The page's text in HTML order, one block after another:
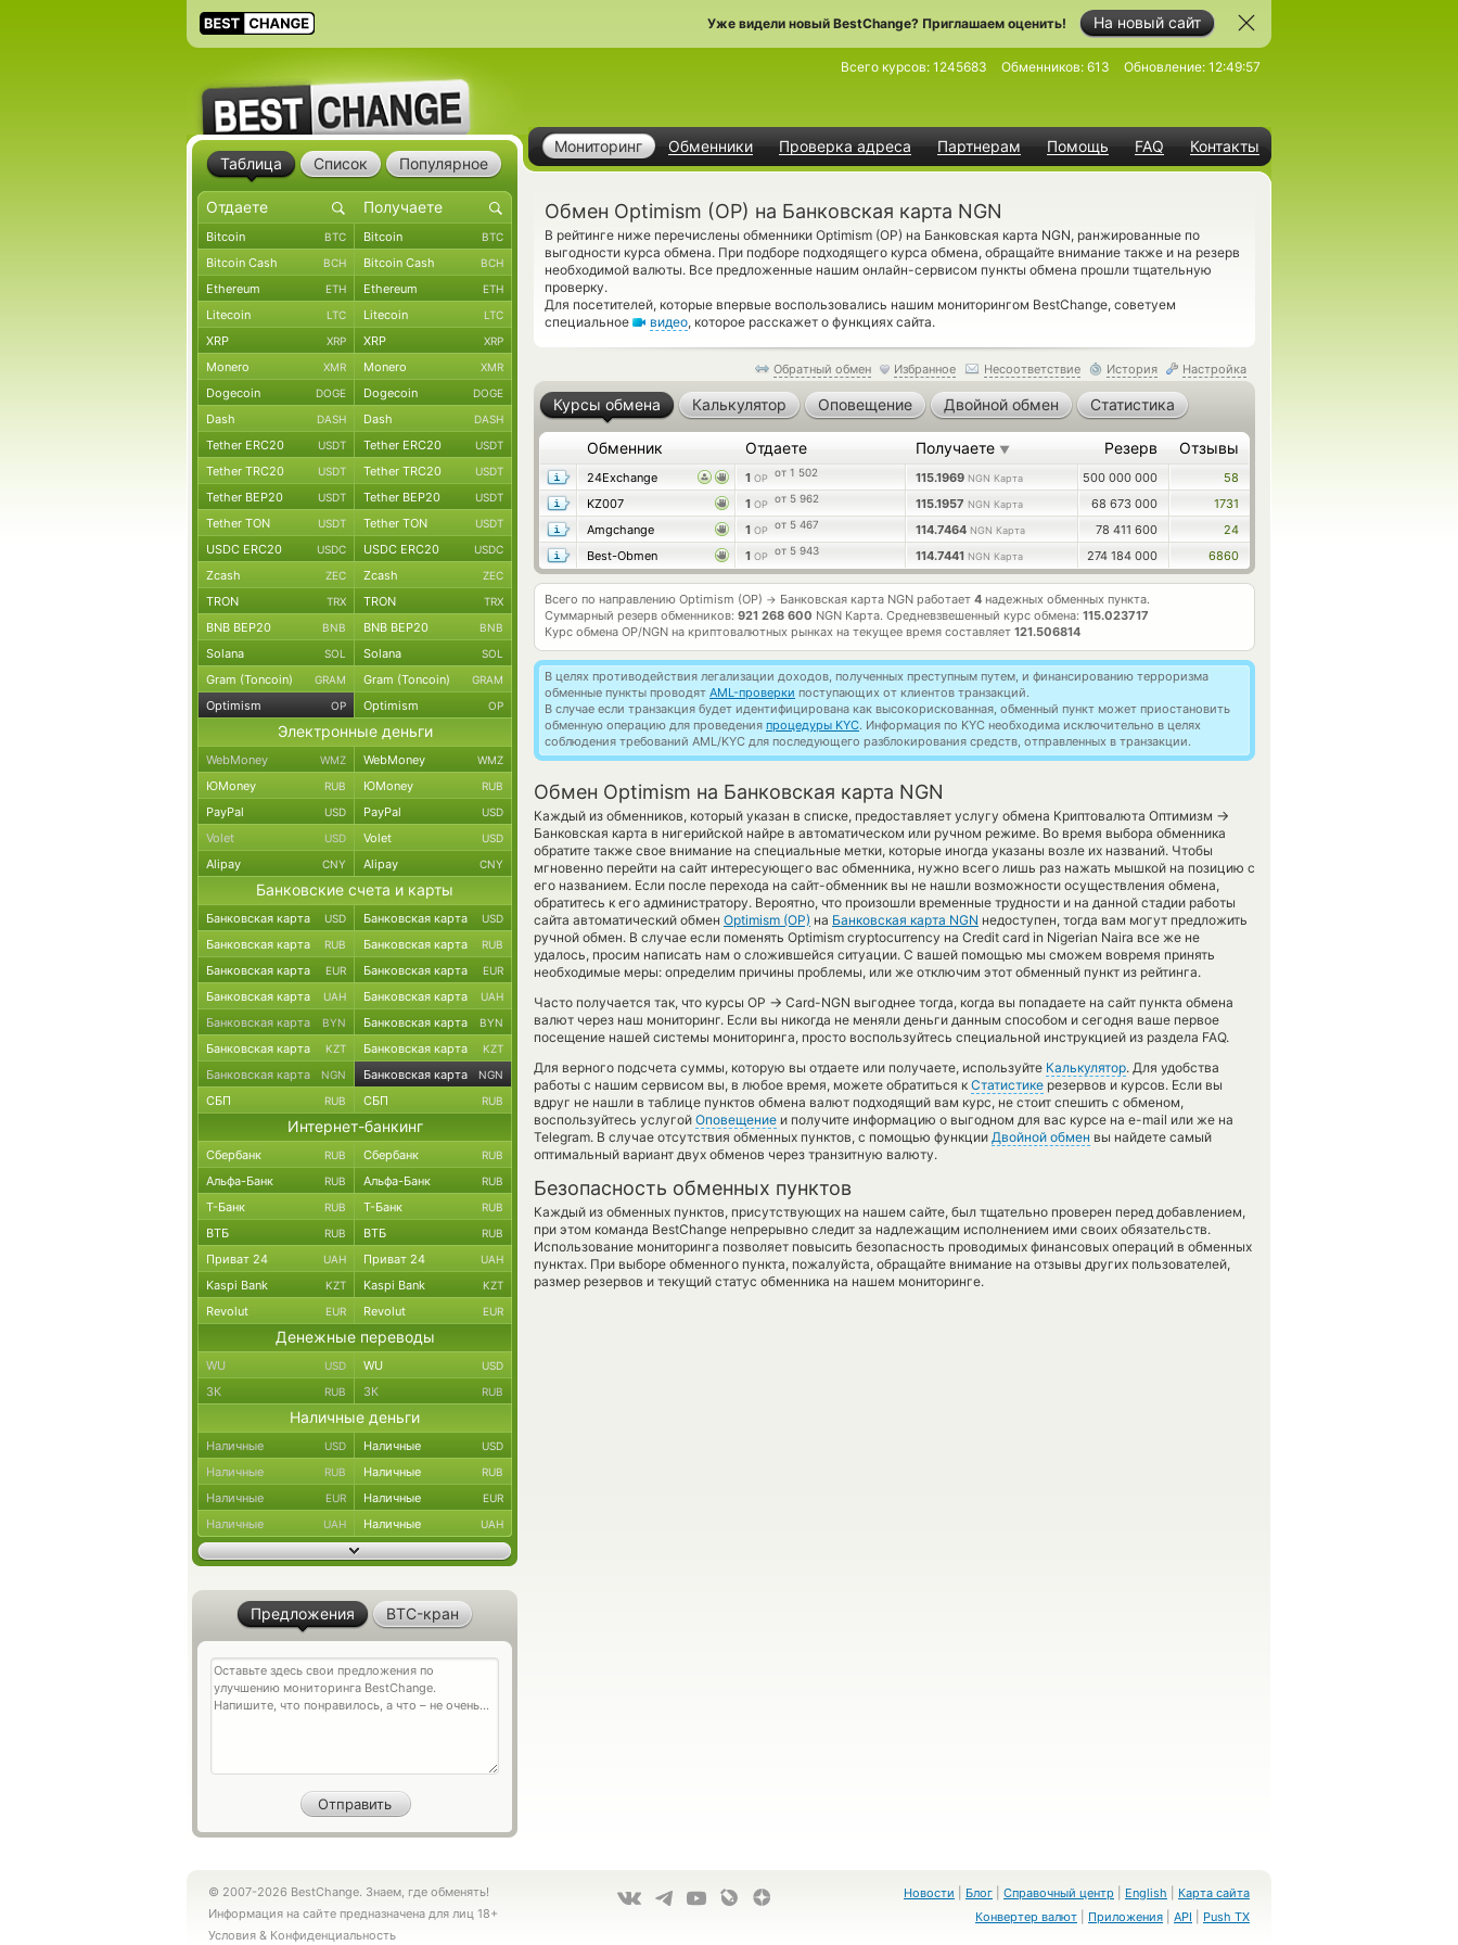
На новый сайт
Уже видели новый BestChange? Приглашаем оценить!
Мониторинг Обменники Проверка адреса Партнерам Помощь FAQ Контакты
Всего курсов: 1245683 Обменников: 613 Обновление: 12:49:57
Обмен Optimism (OP) на Банковская карта NGN
В рейтинге ниже перечислены обменники Optimism (OP) на Банковская карта NGN, ранжированные по
выгодности курса обмена. При подборе подходящего курса обмена, обращайте внимание также и на резерв
необходимой валюты. Все предложенные нашим онлайн-сервисом пункты обмена прошли тщательную
проверку.
Для посетителей, которые впервые воспользовались нашим мониторингом BestChange, советуем
специальное
видео, которое расскажет о функциях сайта.
Обратный обмен Избранное Несоответствие История Настройка
Курсы обмена Калькулятор Оповещение Двойной обмен Статистика
Обменник Отдаете Получаете ▼ Резерв Отзывы
24Exchange 1 OP от 1 502 115.1969 NGN Карта 500 000 000
58
KZ007
1 OP от 5 962 115.1957 NGN Карта 68 673 000
1731
Amgchange
1 OP от 5 467 114.7464 NGN Карта 78 411 600
24
Best-Obmen
1 OP от 5 943 114.7441 NGN Карта 274 184 000 6860
Всего по направлению Optimism (OP) → Банковская карта NGN работает 4 надежных обменных пункта.
Суммарный резерв обменников: 921 268 600 NGN Карта. Средневзвешенный курс обмена: 115.023717
Курс обмена OP/NGN на криптовалютных рынках на текущее время составляет 121.506814
В целях противодействия легализации доходов, полученных преступным путем, и финансированию терроризма
обменные пункты проводят AML-проверки поступающих от клиентов транзакций.
В случае если транзакция будет идентифицирована как высокорискованная, обменный пункт может приостановить
обменную операцию для проведения процедуры KYC. Информация по KYC необходима исключительно в целях
соблюдения требований AML/KYC для последующего разблокирования средств, отправленных в транзакции.
Обмен Optimism на Банковская карта NGN
Каждый из обменников, который указан в списке, предоставляет услугу обмена Криптовалюта Оптимизм →
Банковская карта в нигерийской найре в автоматическом или ручном режиме. Во время выбора обменника
обратите также свое внимание на специальные метки, которые иногда указаны возле их названий. Чтобы
мгновенно перейти на сайт интересующего вас обменника, нужно всего лишь раз нажать мышкой на позицию с
его названием. Если после перехода на сайт-обменник вы не нашли возможности осуществления обмена,
обратитесь к его администратору. Вероятно, что произошли временные трудности и на данной стадии работы
сайта автоматический обмен Optimism (OP) на Банковская карта NGN недоступен, тогда вам могут предложить
ручной обмен. В случае если поменять Optimism cryptocurrency на Credit card in Nigerian Naira все же не
удалось, просим написать нам о сложившейся ситуации. С вашей помощью мы сможем вовремя принять
необходимые меры: определим причины проблемы, или же отключим этот обменный пункт из рейтинга.
Часто получается так, что курсы OP → Card-NGN выгоднее тогда, когда вы попадаете на сайт пункта обмена
валют через наш мониторинг. Если вы никогда не меняли деньги данным способом и сегодня ваше первое
посещение нашей системы мониторинга, просто воспользуйтесь специальной инструкцией из раздела FAQ.
Для верного подсчета суммы, которую вы отдаете или получаете, используйте Калькулятор. Для удобства
работы с нашим сервисом вы, в любое время, можете обратиться к Статистике резервов и курсов. Если вы
вдруг не нашли в таблице пунктов обмена валют подходящий вам курс, не стоит спешить с обменом,
воспользуйтесь услугой Оповещение и получите информацию о выгодном для вас курсе на e-mail или же на
Telegram. В случае отсутствия обменных пунктов, с помощью функции Двойной обмен вы найдете самый
оптимальный вариант двух обменов через транзитную валюту.
Безопасность обменных пунктов
Каждый из обменных пунктов, присутствующих на нашем сайте, был тщательно проверен перед добавлением,
при этом команда BestChange непрерывно следит за надлежащим исполнением ими своих обязательств.
Использование мониторинга позволяет повысить безопасность проводимых финансовых операций в обменных
пунктах. При выборе обменного пункта, пожалуйста, обращайте внимание на отзывы других пользователей,
размер резервов и текущий статус обменника на нашем мониторинге.
Таблица Список Популярное
Bitcoin BTC Bitcoin BTC
Bitcoin Cash BCH Bitcoin Cash BCH
Ethereum ETH Ethereum ETH
Litecoin LTC Litecoin LTC
XRP XRP XRP XRP
Monero XMR Monero XMR
Dogecoin DOGE Dogecoin DOGE
Dash DASH Dash DASH
Tether ERC20 USDT Tether ERC20 USDT
Tether TRC20 USDT Tether TRC20 USDT
Tether BEP20 USDT Tether BEP20 USDT
Tether TON USDT Tether TON USDT
USDC ERC20 USDC USDC ERC20 USDC
Zcash ZEC Zcash ZEC
TRON TRX TRON TRX
BNB BEP20 BNB BNB BEP20 BNB
Solana SOL Solana SOL
Gram (Toncoin) GRAM Gram (Toncoin) GRAM
Optimism OP Optimism OP
Электронные деньги
WebMoney WMZ WebMoney WMZ
ЮMoney RUB ЮMoney RUB
PayPal USD PayPal USD
Volet USD Volet USD
Alipay CNY Alipay CNY
Банковские счета и карты
Банковская карта USD Банковская карта USD
Банковская карта RUB Банковская карта RUB
Банковская карта EUR Банковская карта EUR
Банковская карта UAH Банковская карта UAH
Банковская карта BYN Банковская карта BYN
Банковская карта KZT Банковская карта KZT
Банковская карта NGN Банковская карта NGN
СБП RUB СБП RUB
Интернет-банкинг
Сбербанк RUB Сбербанк RUB
Альфа-Банк RUB Альфа-Банк RUB
Т-Банк RUB Т-Банк RUB
ВТБ RUB ВТБ RUB
Приват 24 UAH Приват 24 UAH
Kaspi Bank KZT Kaspi Bank KZT
Revolut EUR Revolut EUR
Денежные переводы
WU USD WU USD
ЗК RUB ЗК RUB
Наличные деньги
Наличные USD Наличные USD
Наличные RUB Наличные RUB
Наличные EUR Наличные EUR
Наличные UAH Наличные UAH
Предложения BTC-кран
© 2007-2026 BestChange. Знаем, где обменять!
Информация на сайте предназначена для лиц 18+
Условия & Конфиденциальность
Новости Блог Справочный центр English
Карта сайта
Конвертер валют
Приложения API Push TX